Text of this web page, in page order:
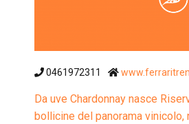
0461972311
Da uve Chardonnay nasce
bollicine del panorama vinicolo,